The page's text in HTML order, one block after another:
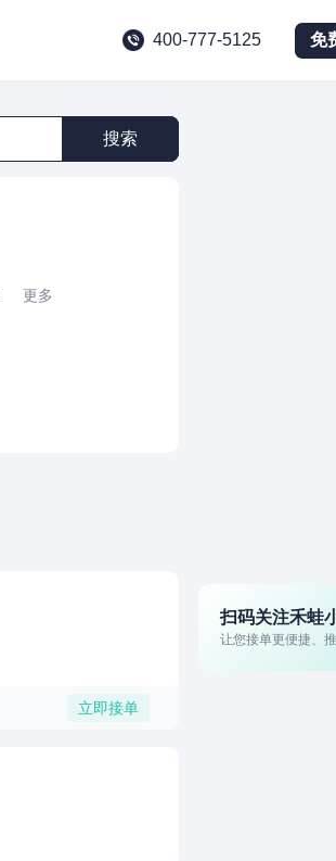
400-777-5125 免
搜索
更多
立即接单
扫码关注禾蛙
让您接单更便捷、